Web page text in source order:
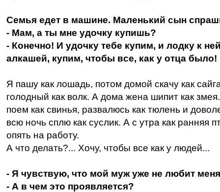
Семья едет в машине. Маленький сын
- Мам, а ты мне удочку купишь?
- Конечно! И удочку тебе купим, и лодку к
алкашей, купим, чтобы все, как у отца было!
Я пашу как лошадь, потом домой скачу как
голодный как волк. А дома жена шипит как
поем как свинья, развалюсь как тюлень и
всю ночь сплю как суслик. А с утра как ранняя
опять на работу.
А что делать?... Хочу, чтобы все как у людей...
- Я чувствую, что мой муж уже не любит
- А в чем это проявляется?